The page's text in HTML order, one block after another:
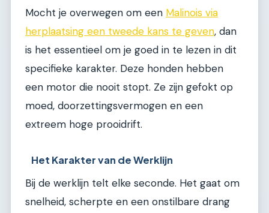
Mocht je overwegen om een Malinois via
herplaatsing een tweede kans te geven, dan
is het essentieel om je goed in te lezen in dit
specifieke karakter. Deze honden hebben
een motor die nooit stopt. Ze zijn gefokt op
moed, doorzettingsvermogen en een
extreem hoge prooidrift.
Het Karakter van de Werklijn
Bij de werklijn telt elke seconde. Het gaat om
snelheid, scherpte en een onstilbare drang